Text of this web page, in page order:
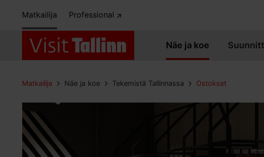
Matkailija Professional
Näe ja koe
Matkailija Näe ja koe Tekemistä Tallinnassa Ostokset